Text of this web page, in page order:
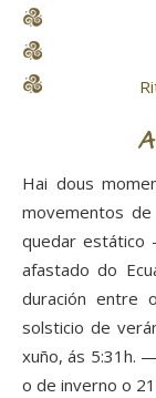
Hai dous
movementos
quedar estático
afastado do
duración entre
solsticio de
xuño, ás 5:31h.
o de inverno o